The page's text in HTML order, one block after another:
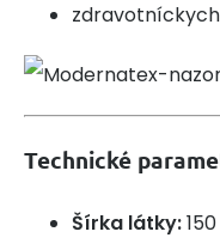
Technické
Šírka látky: